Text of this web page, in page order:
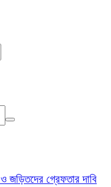
ও জড়িতদের গ্রেফতার দাবি